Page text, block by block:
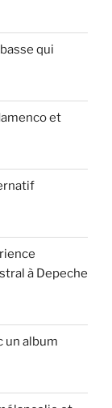
qui
et
à Depeche
un album